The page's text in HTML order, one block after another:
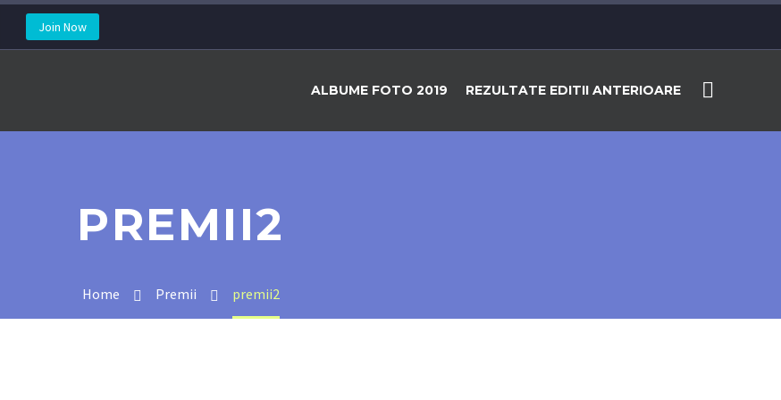
Join Now
ALBUME FOTO 2019 REZULTATE EDITII ANTERIOARE
PREMII2
Home Premii premii2